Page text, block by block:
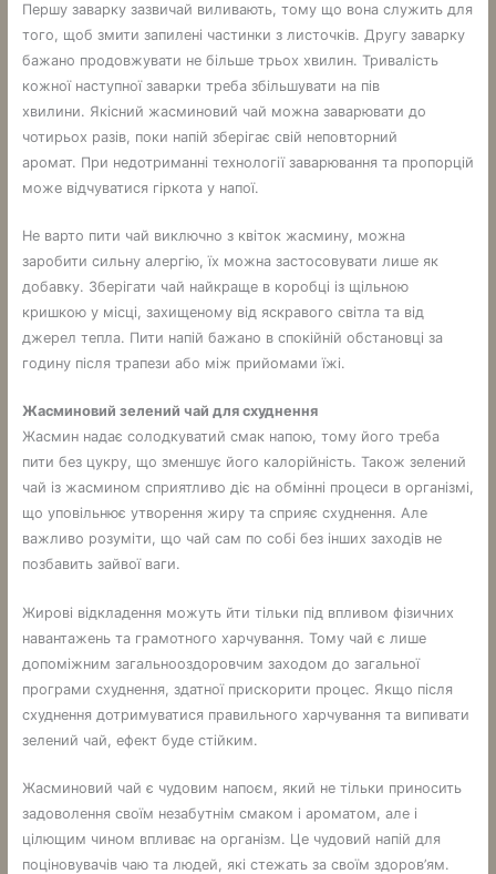
Першу заварку зазвичай виливають, тому що вона служить для
того, щоб змити запилені частинки з листочків. Другу заварку
бажано продовжувати не більше трьох хвилин. Тривалість
кожної наступної заварки треба збільшувати на пів
хвилини. Якісний жасминовий чай можна заварювати до
чотирьох разів, поки напій зберігає свій неповторний
аромат. При недотриманні технології заварювання та пропорцій
може відчуватися гіркота у напої.
Не варто пити чай виключно з квіток жасмину, можна
заробити сильну алергію, їх можна застосовувати лише як
добавку. Зберігати чай найкраще в коробці із щільною
кришкою у місці, захищеному від яскравого світла та від
джерел тепла. Пити напій бажано в спокійній обстановці за
годину після трапези або між прийомами їжі.
Жасминовий зелений чай для схуднення
Жасмин надає солодкуватий смак напою, тому його треба
пити без цукру, що зменшує його калорійність. Також зелений
чай із жасмином сприятливо діє на обмінні процеси в організмі,
що уповільнює утворення жиру та сприяє схуднення. Але
важливо розуміти, що чай сам по собі без інших заходів не
позбавить зайвої ваги.
Жирові відкладення можуть йти тільки під впливом фізичних
навантажень та грамотного харчування. Тому чай є лише
допоміжним загальнооздоровчим заходом до загальної
програми схуднення, здатної прискорити процес. Якщо після
схуднення дотримуватися правильного харчування та випивати
зелений чай, ефект буде стійким.
Жасминовий чай є чудовим напоєм, який не тільки приносить
задоволення своїм незабутнім смаком і ароматом, але і
цілющим чином впливає на організм. Це чудовий напій для
поціновувачів чаю та людей, які стежать за своїм здоров’ям.